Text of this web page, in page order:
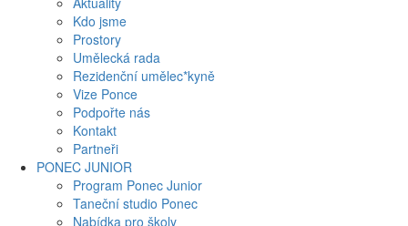
Kdo jsme
Prostory
Umělecká rada
Rezidenční umělec*kyně
Vize Ponce
Podpořte nás
Kontakt
Partneři
PONEC JUNIOR
Program Ponec Junior
Taneční studio Ponec
Nabídka pro školy